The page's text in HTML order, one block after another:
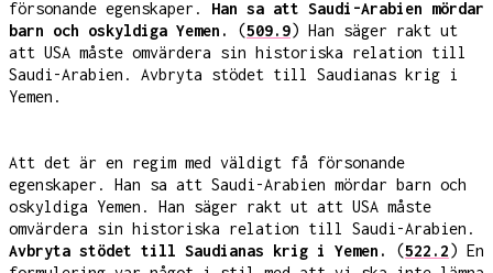
försonande egenskaper. Han sa att Saudi-Arabien mördar
barn och oskyldiga Yemen.
(509.9) Han säger rakt ut
att USA måste omvärdera sin historiska relation till
Saudi-Arabien. Avbryta stödet till Saudianas krig i
Yemen.
Att det är en regim med väldigt få försonande
egenskaper. Han sa att Saudi-Arabien mördar barn och
oskyldiga Yemen. Han säger rakt ut att USA måste
omvärdera sin historiska relation till Saudi-Arabien.
Avbryta stödet till Saudianas krig i Yemen.
(522.2) En